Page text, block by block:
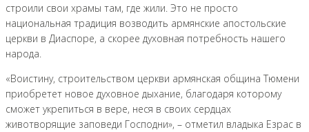
строили свои храмы там, где жили. Это не просто
национальная традиция возводить армянские апостольские
церкви в Диаспоре, а скорее духовная потребность нашего
народа.
«Воистину, строительством церкви армянская община Тюмени
приобретет новое духовное дыхание, благодаря которому
сможет укрепиться в вере, неся в своих сердцах
животворящие заповеди Господни», – отметил владыка Езрас в